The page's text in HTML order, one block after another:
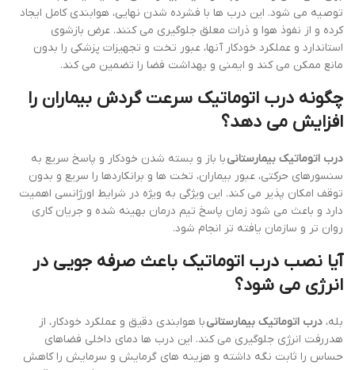
توصیه می شود. این درب ها با فشرده شدن نهایی، هوابندی کامل ایجاد
کرده و از نفوذ هوا و ذرات معلق جلوگیری می کنند. عرض بازشوی
استاندارد و عملکرد خودکار آنها، عبور تخت و تجهیزات پزشکی را بدون
مانع ممکن می کند و ایمنی و بهداشت فضا را تضمین می کند.
چگونه درب اتوماتیک سرعت گردش بیماران را
افزایش می دهد؟
درب اتوماتیک بیمارستانیبا باز و بسته شدن خودکار و پاسخ سریع به
سنسورهای حرکتی، عبور بیماران، تخت ها و برانکاردها را سریع و بدون
توقف امکان پذیر می کند. این ویژگی به ویژه در شرایط اورژانسی اهمیت
دارد و باعث می شود زمان پاسخ تیم درمان بهینه شده و جریان کاری
روان تر و سازمان یافته تر انجام شود.
آیا نصب درب اتوماتیک باعث صرفه جویی در
انرژی می شود؟
بله، درب اتوماتیک بیمارستانیبا هوابندی دقیق و عملکرد خودکار، از
هدررفت انرژی جلوگیری می کند. این درب ها دمای داخلی فضاهای
حساس را ثابت نگه داشته و هزینه های گرمایش و سرمایش را کاهش